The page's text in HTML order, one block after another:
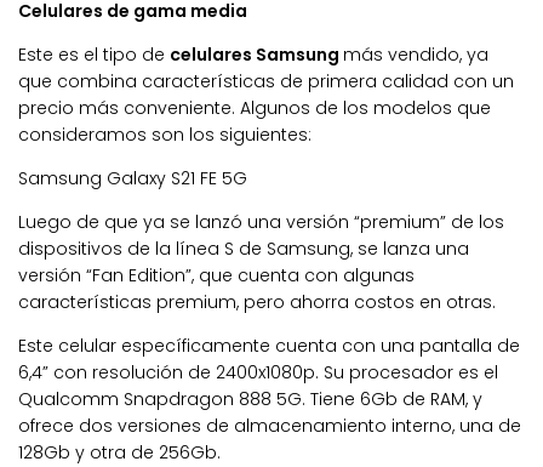
Celulares de gama media
Este es el tipo de celulares Samsung más vendido, ya
que combina características de primera calidad con un
precio más conveniente. Algunos de los modelos que
consideramos son los siguientes:
Samsung Galaxy S21 FE 5G
Luego de que ya se lanzó una versión “premium” de los
dispositivos de la línea S de Samsung, se lanza una
versión “Fan Edition”, que cuenta con algunas
características premium, pero ahorra costos en otras.
Este celular específicamente cuenta con una pantalla de
6,4” con resolución de 2400x1080p. Su procesador es el
Qualcomm Snapdragon 888 5G. Tiene 6Gb de RAM, y
ofrece dos versiones de almacenamiento interno, una de
128Gb y otra de 256Gb.